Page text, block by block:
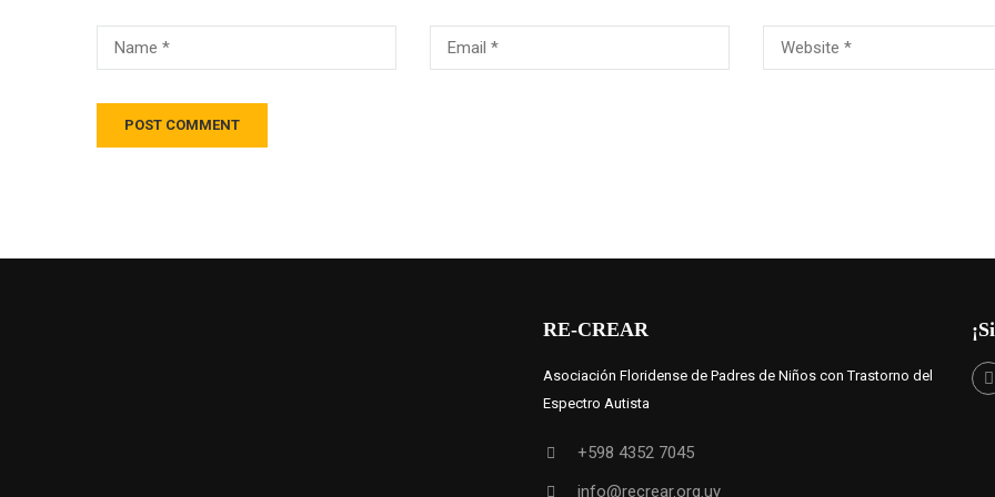
RE-CREAR
Asociación Floridense de Padres de Niños con Trastorno del
Espectro Autista
+598 4352 7045
info@recrear.org.uy